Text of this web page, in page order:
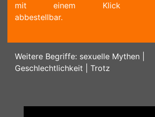
mit einem Klick
abbestellbar.
Weitere Begriffe: sexuelle Mythen
Geschlechtlichkeit
Trotz